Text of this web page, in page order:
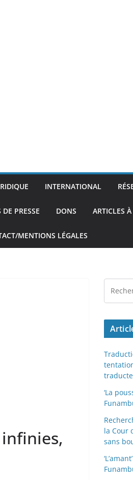
INTERNATIONAL
DE PRESSE DONS ARTICLES
MENTIONS LÉGALES
infinies,
‘La
la Cour
sans